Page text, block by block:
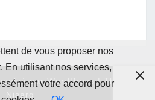
parWordPress |Thème :
Nisarg
de vous proposer nos
En utilisant nos services,
votre accord pour